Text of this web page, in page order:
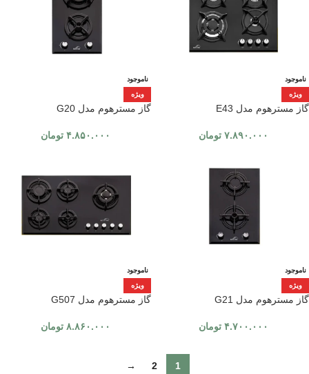
ناموجود
ویژه
گاز مسترهوم مدل E43
۷.۸۹۰.۰۰۰ تومان
ناموجود
ویژه
گاز مسترهوم مدل G20
۴.۸۵۰.۰۰۰ تومان
ناموجود
ویژه
گاز مسترهوم مدل G21
۴.۷۰۰.۰۰۰ تومان
ناموجود
ویژه
گاز مسترهوم مدل G507
۸.۸۶۰.۰۰۰ تومان
1
2
→